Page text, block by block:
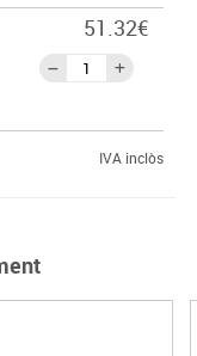
51.32€
IVA inclòs